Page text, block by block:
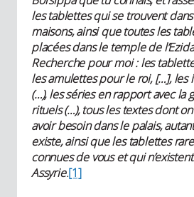
les tablettes qui se trouvent
maisons, ainsi que toutes les
placées dans le temple de
Recherche pour moi : les
les amulettes pour le roi, […], les
(…), les séries en rapport avec la
rituels (…), tous les textes dont
avoir besoin dans le palais,
existe, ainsi que les tablettes
connues de vous et qui
Assyrie.[1]